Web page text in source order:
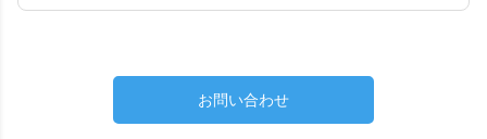
お問い合わせ